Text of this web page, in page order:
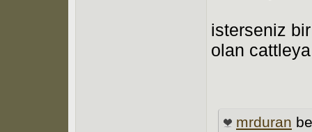
isterseniz
olan
mrduran